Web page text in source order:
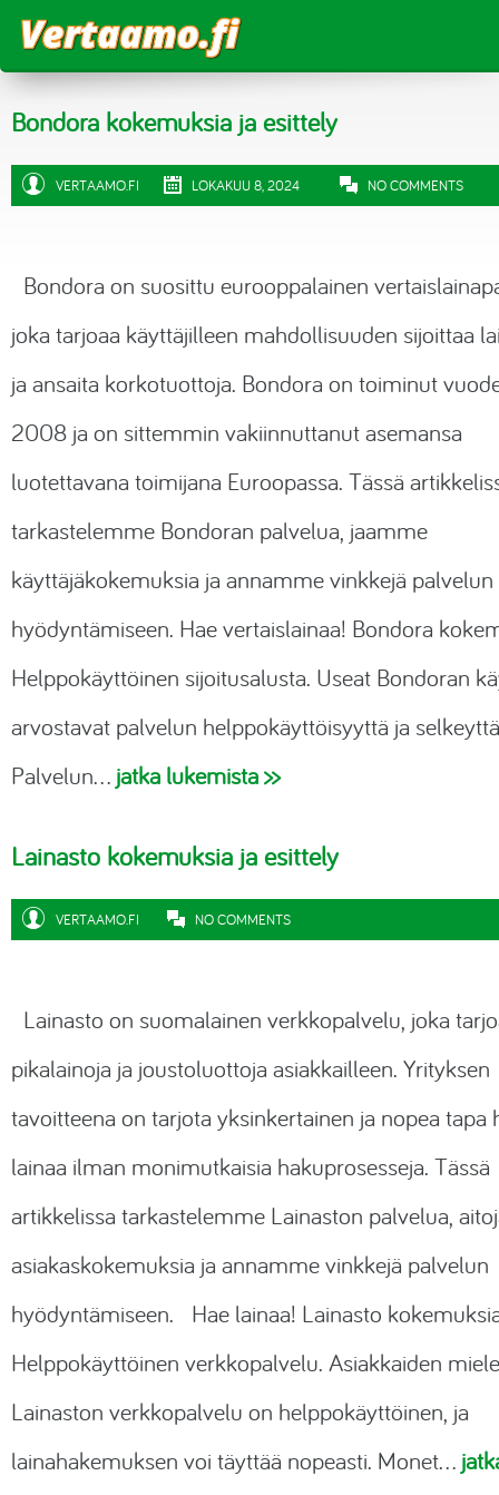
Vertaa lainat
Kulutusluotto
Pikalaina
Tililuotto
Vertaislainat
Asuntolaina
Matkapuhelinliittymät
Suoratoistopalvelut
Urheilukanavat
Aikakauslehdet
Online jooga
VPN-yhteydet
Sähköpotkulaudat
Laskurit
Korkolaskuri
Asuntolainalaskuri
Autolainalaskuri
Tietoa
Bondora kokemuksia ja esittely
VERTAAMO.FI LOKAKUU 8, 2024 NO COMMENTS
Bondora on suosittu eurooppalainen
joka tarjoaa käyttäjilleen mahdollisuuden sijoittaa
ja ansaita korkotuottoja. Bondora on toiminut
2008 ja on sittemmin vakiinnuttanut asemansa
luotettavana toimijana Euroopassa. Tässä
tarkastelemme Bondoran palvelua, jaamme
käyttäjäkokemuksia ja annamme vinkkejä palvelun
hyödyntämiseen. Hae vertaislainaa! Bondora
Helppokäyttöinen sijoitusalusta. Useat Bondoran
arvostavat palvelun helppokäyttöisyyttä ja
Palvelun… jatka lukemista >>
Lainasto kokemuksia ja esittely
VERTAAMO.FI NO COMMENTS
Lainasto on suomalainen verkkopalvelu, joka
pikalainoja ja joustoluottoja asiakkailleen. Yrityksen
tavoitteena on tarjota yksinkertainen ja nopea tapa
lainaa ilman monimutkaisia hakuprosesseja. Tässä
artikkelissa tarkastelemme Lainaston palvelua,
asiakaskokemuksia ja annamme vinkkejä palvelun
hyödyntämiseen. Hae lainaa! Lainasto
Helppokäyttöinen verkkopalvelu. Asiakkaiden
Lainaston verkkopalvelu on helppokäyttöinen, ja
lainahakemuksen voi täyttää nopeasti. Monet…